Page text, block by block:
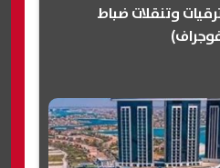
وتنقلات ضباط